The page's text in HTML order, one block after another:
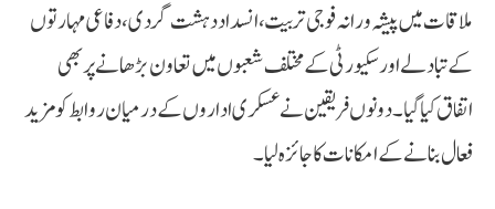
ملاقات میں پیشہ ورانہ فوجی تربیت، انسداد دہشت گردی، دفاعی مہارتوں
کے تبادلے اور سکیورٹی کے مختلف شعبوں میں تعاون بڑھانے پر بھی
اتفاق کیا گیا۔ دونوں فریقین نے عسکری اداروں کے درمیان روابط کو مزید
فعال بنانے کے امکانات کا جائزہ لیا۔